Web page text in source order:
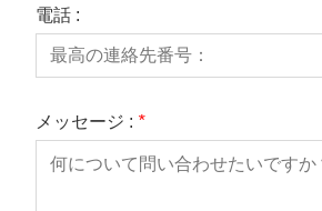
電話 :
メッセージ : *